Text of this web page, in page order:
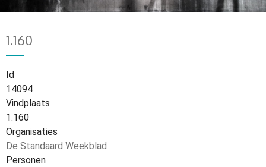
Kruimelpad
Home 12270
1.160
Id
14094
Vindplaats
1.160
Organisaties
De Standaard Weekblad
Personen